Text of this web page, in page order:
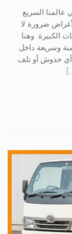
عالمنا السريع
ضرورة لا
الكبيرة. وهنا
وسريعة داخل
أي خدوش أو تلف.